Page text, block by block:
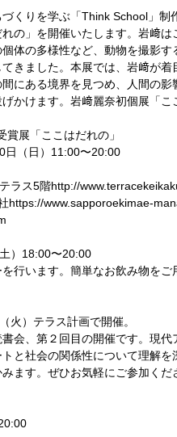
くりを学ぶ「Think School」制
の」を開催いたします。岩﨑
体の多様性など、動物を撮影
きました。本展では、岩﨑が
にある境界を見つめ、人間の
かけます。岩﨑麗奈初個展「こ
展「ここはだれの」
日（日）11:00〜20:00
ラス5階http://
https://www.sapporoekimae-
）18:00〜20:00
行います。簡単なお飲み物を
火）テラス計画で開催。
会、第２回目の開催です。現
と社会の関係性について理解
ます。ぜひお気軽にご参加くだ